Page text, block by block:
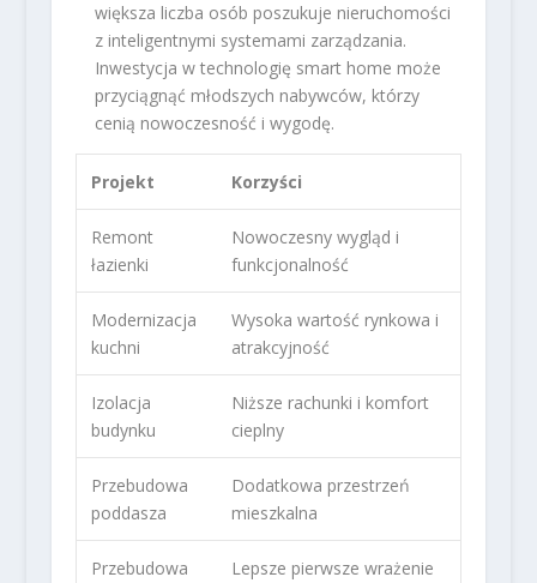
większa liczba osób poszukuje nieruchomości
z inteligentnymi systemami zarządzania.
Inwestycja w technologię smart home może
przyciągnąć młodszych nabywców, którzy
cenią nowoczesność i wygodę.
Projekt Korzyści
Remont
łazienki
Nowoczesny wygląd i
funkcjonalność
Modernizacja
kuchni
Wysoka wartość rynkowa i
atrakcyjność
Izolacja
budynku
Niższe rachunki i komfort
cieplny
Przebudowa
poddasza
Dodatkowa przestrzeń
mieszkalna
Przebudowa
Lepsze pierwsze wrażenie